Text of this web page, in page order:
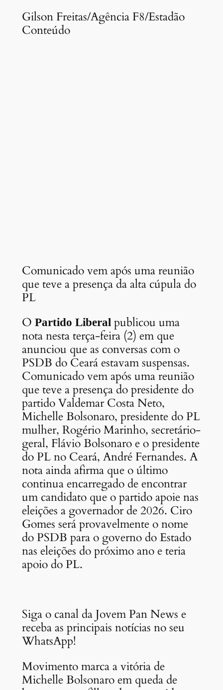
Gilson Freitas/Agência F8/Estadão
Conteúdo
Comunicado vem após uma reunião
que teve a presença da alta cúpula do
PL
O Partido Liberalpublicou uma
nota nesta terça-feira (2) em que
anunciou que as conversas com o
PSDB do Ceará estavam suspensas.
Comunicado vem após uma reunião
que teve a presença do presidente do
partido Valdemar Costa Neto,
Michelle Bolsonaro, presidente do PL
mulher, Rogério Marinho, secretário-
geral, Flávio Bolsonaro e o presidente
do PL no Ceará, André Fernandes. A
nota ainda afirma que o último
continua encarregado de encontrar
um candidato que o partido apoie nas
eleições a governador de 2026. Ciro
Gomes será provavelmente o nome
do PSDB para o governo do Estado
nas eleições do próximo ano e teria
apoio do PL.
Siga o canal da Jovem Pan News e
receba as principais notícias no seu
WhatsApp!
Movimento marca a vitória de
Michelle Bolsonaro em queda de